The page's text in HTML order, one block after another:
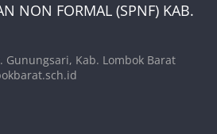
NON FORMAL (SPNF) KAB.
Gunungsari, Kab. Lombok Barat